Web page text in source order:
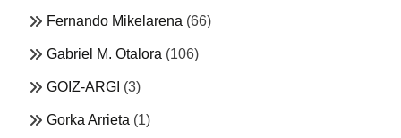
Fernando Mikelarena (66)
Gabriel M. Otalora (106)
GOIZ-ARGI (3)
Gorka Arrieta (1)